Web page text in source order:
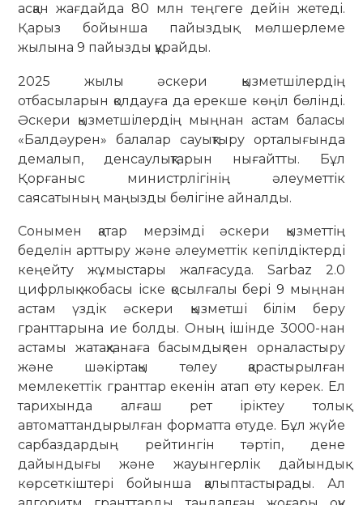
асқан жағдайда 80 млн теңгеге дейін жетеді.
Қарыз бойынша пайыздық мөлшерлеме
жылына 9 пайызды құрайды.
2025 жылы әскери қызметшілердің
отбасыларын қолдауға да ерекше көңіл бөлінді.
Әскери қызметшілердің мыңнан астам баласы
«Балдәурен» балалар сауықтыру орталығында
демалып, денсаулықтарын нығайтты. Бұл
Қорғаныс министрлігінің әлеуметтік
саясатының маңызды бөлігіне айналды.
Сонымен қатар мерзімді әскери қызметтің
беделін арттыру және әлеуметтік кепілдіктерді
кеңейту жұмыстары жалғасуда. Sarbaz 2.0
цифрлық жобасы іске қосылғалы бері 9 мыңнан
астам үздік әскери қызметші білім беру
гранттарына ие болды. Оның ішінде 3000-нан
астамы жатақханаға басымдықпен орналастыру
және шәкіртақы төлеу қарастырылған
мемлекеттік гранттар екенін атап өту керек. Ел
тарихында алғаш рет іріктеу толық
автоматтандырылған форматта өтуде. Бұл жүйе
сарбаздардың рейтингін тәртіп, дене
дайындығы және жауынгерлік дайындық
көрсеткіштері бойынша қалыптастырады. Ал